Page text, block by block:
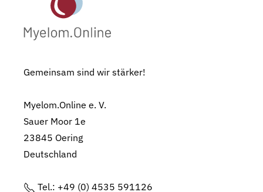
Gemeinsam sind wir stärker!
Myelom.Online e. V.
Sauer Moor 1e
23845 Oering
Deutschland
Tel.: +49 (0) 4535 591126